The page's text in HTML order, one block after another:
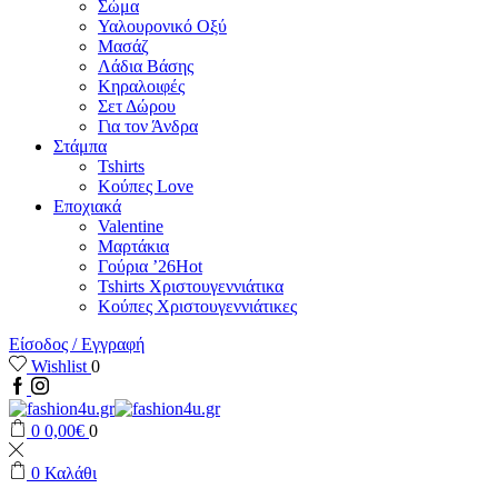
Σώμα
Υαλουρονικό Οξύ
Μασάζ
Λάδια Βάσης
Κηραλοιφές
Σετ Δώρου
Για τον Άνδρα
Στάμπα
Tshirts
Κούπες Love
Εποχιακά
Valentine
Μαρτάκια
Γούρια ’26Hot
Tshirts Χριστουγεννιάτικα
Κούπες Χριστουγεννιάτικες
Είσοδος / Εγγραφή
Wishlist 0
Facebook
Instagram
0 0,00€ 0
0 Καλάθι